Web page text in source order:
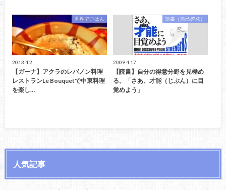
世界でごはん
2013.4.2
【ガーナ】アクラのレバノン料理
レストランLe Bouquetで中東料理
を楽し…
読書（自己啓発）
2009.4.17
【読書】自分の得意分野を見極め
る。「さあ、才能（じぶん）に目
覚めよう」
人気記事